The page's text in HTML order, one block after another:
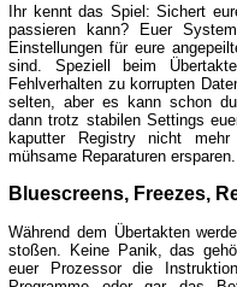
Ihr kennt das Spiel: Sichert
passieren kann? Euer
Einstellungen für eure
sind. Speziell beim
Fehlverhalten zu korrupten
selten, aber es kann schon
dann trotz stabilen Settings
kaputter Registry nicht
mühsame Reparaturen ersparen.
Bluescreens, Freezes,
Während dem Übertakten
stoßen. Keine Panik, das
euer Prozessor die